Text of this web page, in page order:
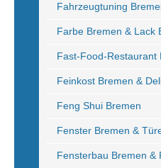
Fahrzeugtuning
Farbe Bremen & Lack
Fast-Food-Restaurant
Feinkost Bremen &
Feng Shui Bremen
Fenster Bremen &
Fensterbau Bremen &